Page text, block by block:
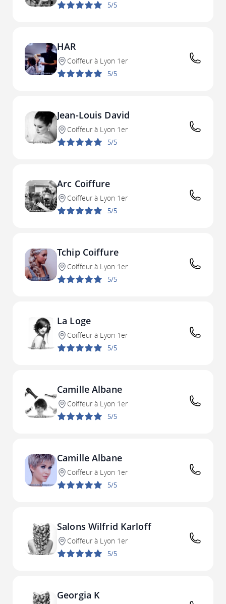
5/5
HAR
Coiffeur à Lyon 1er
5/5
Jean-Louis David
Coiffeur à Lyon 1er
5/5
Arc Coiffure
Coiffeur à Lyon 1er
5/5
Tchip Coiffure
Coiffeur à Lyon 1er
5/5
La Loge
Coiffeur à Lyon 1er
5/5
Camille Albane
Coiffeur à Lyon 1er
5/5
Camille Albane
Coiffeur à Lyon 1er
5/5
Salons Wilfrid Karloff
Coiffeur à Lyon 1er
5/5
Georgia K